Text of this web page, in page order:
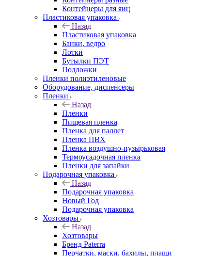
Контейнеры для яиц
Пластиковая упаковка
Назад
Пластиковая упаковка
Банки, ведро
Лотки
Бутылки ПЭТ
Подложки
Пленки полиэтиленовые
Оборудование, диспенсеры
Пленки
Назад
Пленки
Пищевая пленка
Пленка для паллет
Пленка ПВХ
Пленка воздушно-пузырьковая
Термоусадочная пленка
Пленки для запайки
Подарочная упаковка
Назад
Подарочная упаковка
Новый Год
Подарочная упаковка
Хозтовары
Назад
Хозтовары
Бренд Paterra
Перчатки, маски, бахилы, плащи